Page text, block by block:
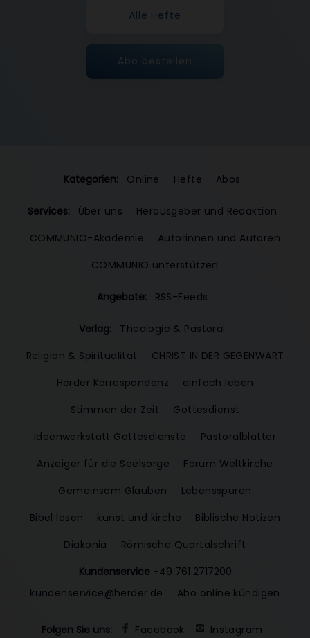
Alle Hefte
Abo bestellen
Kategorien: Online Hefte Abos
Services: Über uns
Herausgeber und Redaktion
COMMUNIO-Akademie
Autorinnen und Autoren
COMMUNIO unterstützen
Angebote: RSS-Feeds
Verlag:
Theologie & Pastoral
Religion & Spiritualität
CHRIST IN DER GEGENWART
Herder Korrespondenz
einfach leben
Stimmen der Zeit
Gottesdienst
Ideenwerkstatt Gottesdienste
Pastoralblätter
Anzeiger für die Seelsorge
Forum Weltkirche
Gemeinsam Glauben
Lebensspuren
Bibel lesen
kunst und kirche
Biblische Notizen
Diakonia
Römische Quartalschrift
Kundenservice +49 761 2717200
kundenservice@herder.de
Abo online kündigen
Folgen Sie uns: Facebook
Instagram